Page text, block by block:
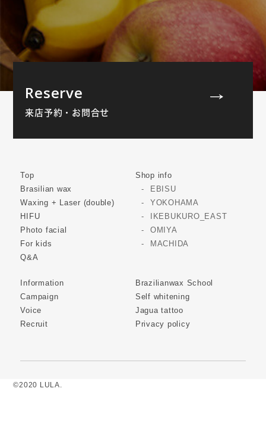
Reserve
来店予約・お問合せ
Top
Brasilian wax
Waxing + Laser (double)
HIFU
Photo facial
For kids
Q&A
Shop info
EBISU
YOKOHAMA
IKEBUKURO_EAST
OMIYA
MACHIDA
Information
Campaign
Voice
Recruit
Brazilianwax School
Self whitening
Jagua tattoo
Privacy policy
©2020 LULA.